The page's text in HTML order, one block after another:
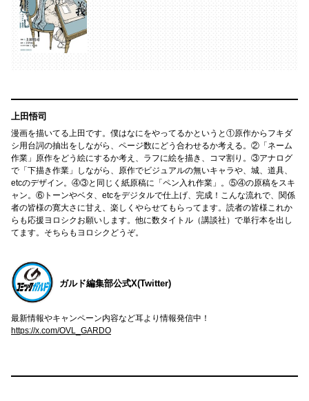
上田悟司
漫画を描いてる上田です。僕はなにをやってるかというと①原作からフキダ
シ用台詞の抽出をしながら、ページ数にどう合わせるか考える。②「ネーム
作業」原作をどう絵にするか考え、ラフに絵を描き、コマ割り。③アナログ
で「下描き作業」しながら、原作でビジュアルの無いキャラや、城、道具、
etcのデザイン。④③と同じく紙原稿に「ペン入れ作業」。⑤④の原稿をスキ
ャン。⑥トーンやベタ、etcをデジタルで仕上げ、完成！こんな流れで、関係
者の皆様の寛大さに甘え、楽しくやらせてもらってます。読者の皆様これか
らも応援ヨロシクお願いします。他に数タイトル（講談社）で単行本を出し
てます。そちらもヨロシクどうぞ。
ガルド編集部公式X(Twitter)
最新情報やキャンペーン内容など耳より情報発信中！
https://x.com/OVL_GARDO